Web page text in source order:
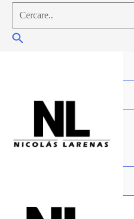
contenuto
Cercare